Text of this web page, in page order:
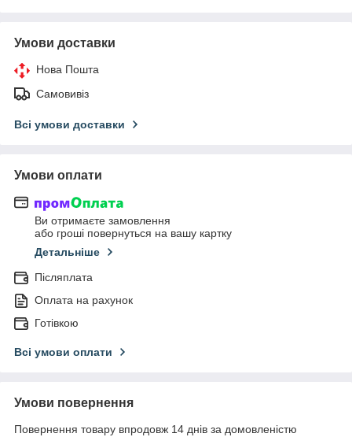
Умови доставки
Нова Пошта
Самовивіз
Всі умови доставки
Умови оплати
Ви отримаєте замовлення
або гроші повернуться на вашу картку
Детальніше
Післяплата
Оплата на рахунок
Готівкою
Всі умови оплати
Умови повернення
Повернення товару впродовж 14 днів за домовленістю